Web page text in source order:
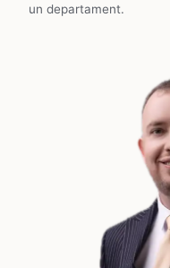
un departament.